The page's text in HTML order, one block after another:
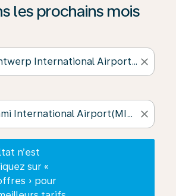
les prochains mois
close
close
n’est
sur «
» pour